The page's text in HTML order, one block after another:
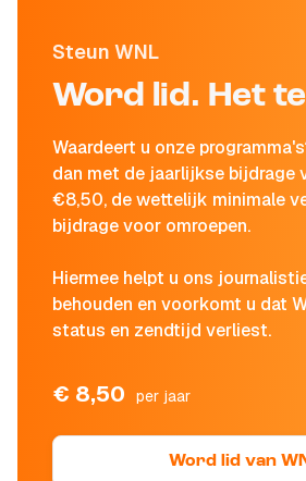
Steun WNL
Word lid. Het
Waardeert u onze
dan met de jaarlijkse bijdrage
€8,50, de wettelijk minimale
bijdrage voor omroepen.
Hiermee helpt u ons
behouden en voorkomt u dat
status en zendtijd verliest.
€ 8,50 per jaar
Word lid van